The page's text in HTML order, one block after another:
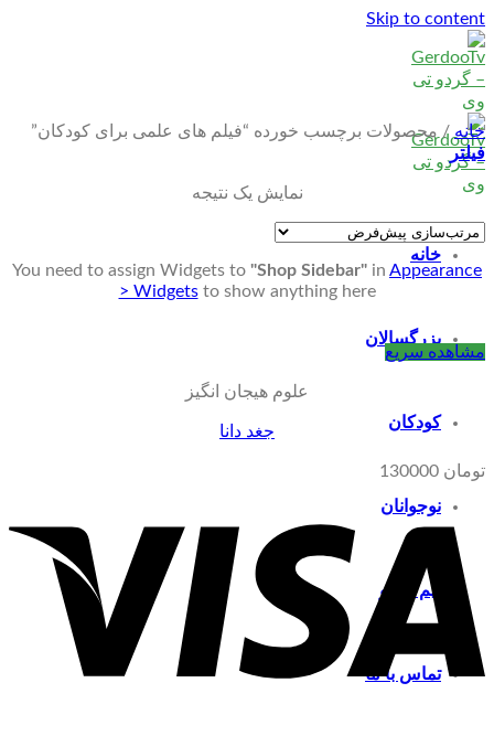
Skip to content
خانه
بزرگسالان
کودکان
نوجوانان
تیم گردو
تماس با ما
خانه / محصولات برچسب خورده “فیلم های علمی برای کودکان”
فیلتر
نمایش یک نتیجه
You need to assign Widgets to "Shop Sidebar" in Appearance
> Widgetsto show anything here
مشاهده سریع
علوم هیجان انگیز
جغد دانا
تومان